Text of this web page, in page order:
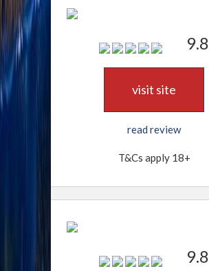
9.8
visit site
read review
T&Cs apply 18+
9.8